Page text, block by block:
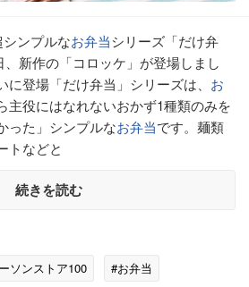
ンプルなお弁当シリーズ「だけ弁
新作の「コロッケ」が登場しまし
登場「だけ弁当」シリーズは、 お
主役にはなれないおかず1種類のみを
った」シンプルなお弁当です。麺類
トなどと
続きを読む
ソンストア100
#お弁当